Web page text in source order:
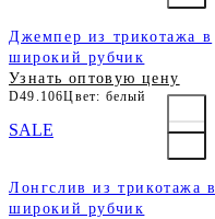
Джемпер из трикотажа в
широкий рубчик
Узнать оптовую цену
D49.106Цвет: белый
Лонгслив из трикотажа в
широкий рубчик
SALE